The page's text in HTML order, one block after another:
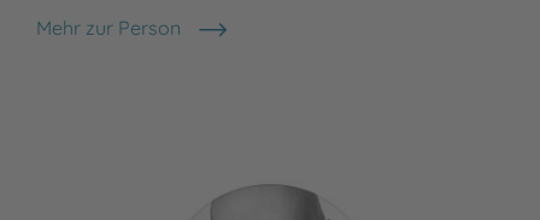
Mehr zur Person
Ralph Caspers